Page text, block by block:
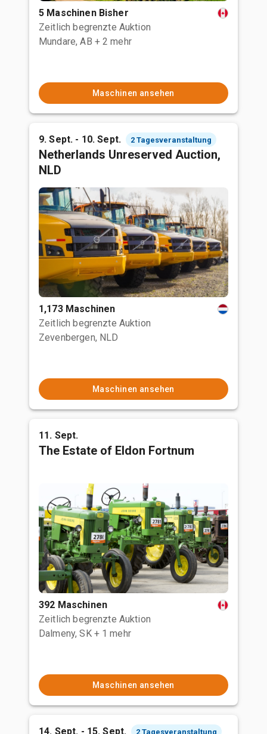
5 Maschinen Bisher
Zeitlich begrenzte Auktion
Mundare, AB + 2 mehr
Maschinen ansehen
9. Sept. - 10. Sept. 2 Tagesveranstaltung
Netherlands Unreserved Auction,
NLD
1,173 Maschinen
Zeitlich begrenzte Auktion
Zevenbergen, NLD
Maschinen ansehen
11. Sept.
The Estate of Eldon Fortnum
392 Maschinen
Zeitlich begrenzte Auktion
Dalmeny, SK + 1 mehr
Maschinen ansehen
14. Sept. - 15. Sept. 2 Tagesveranstaltung